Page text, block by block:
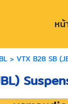
หน้
> VTX B28 SB